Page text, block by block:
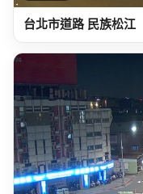
台北市道路 民族松江